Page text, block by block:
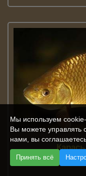
Мы используем
Вы можете управлять
нами, вы
Принять всё